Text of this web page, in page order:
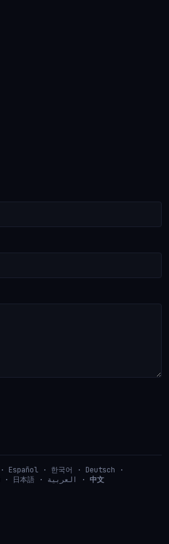
· Español · 한국어 · Deutsch ·
· 日本語 · العربية · 中文